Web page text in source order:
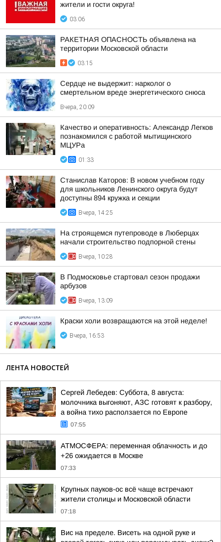
жители и гости округа!
03:06
РАКЕТНАЯ ОПАСНОСТЬ объявлена на
территории Московской области
03:15
Сердце не выдержит: нарколог о
смертельном вреде энергетического снюса
Вчера, 20:09
Качество и оперативность: Александр Легков
познакомился с работой мытищинского
МЦУРа
01:33
Станислав Каторов: В новом учебном году
для школьников Ленинского округа будут
доступны 894 кружка и секции
Вчера, 14:25
На строящемся путепроводе в Люберцах
начали строительство подпорной стены
Вчера, 10:28
В Подмосковье стартовал сезон продажи
арбузов
Вчера, 13:09
Краски холи возвращаются на этой неделе!
Вчера, 16:53
ЛЕНТА НОВОСТЕЙ
Сергей Лебедев: Суббота, 8 августа:
молочника выгоняют, АЗС готовят к разбору,
а война тихо расползается по Европе
07:55
АТМОСФЕРА: переменная облачность и до
+26 ожидается в Москве
07:33
Крупных пауков-ос всё чаще встречают
жители столицы и Московской области
07:18
Вис на пределе. Висеть на одной руке и